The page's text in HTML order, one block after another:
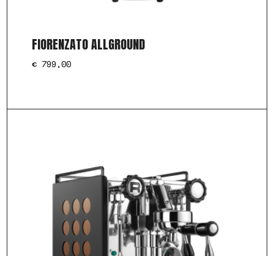
FIORENZATO ALLGROUND
€ 799,00